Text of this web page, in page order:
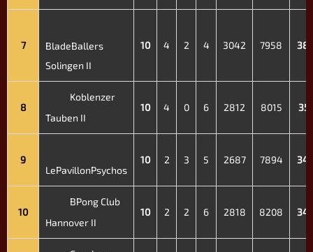
7
BladeBallers
Solingen II
10 4 2 4 3042 7958
8
Koblenzer
Tauben II
10 4 0 6 2812 8015
9
LePavillonPsychos
10 2 3 5 2687 7894
10
BPong Club
Hannover II
10 2 2 6 2818 8208